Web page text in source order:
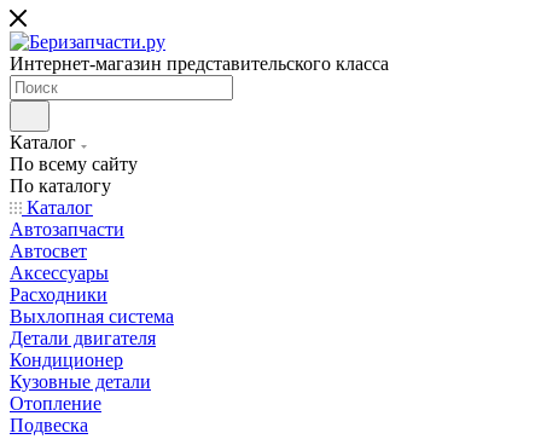
Интернет-магазин представительского класса
Каталог
По всему сайту
По каталогу
Каталог
Автозапчасти
Автосвет
Аксессуары
Расходники
Выхлопная система
Детали двигателя
Кондиционер
Кузовные детали
Отопление
Подвеска